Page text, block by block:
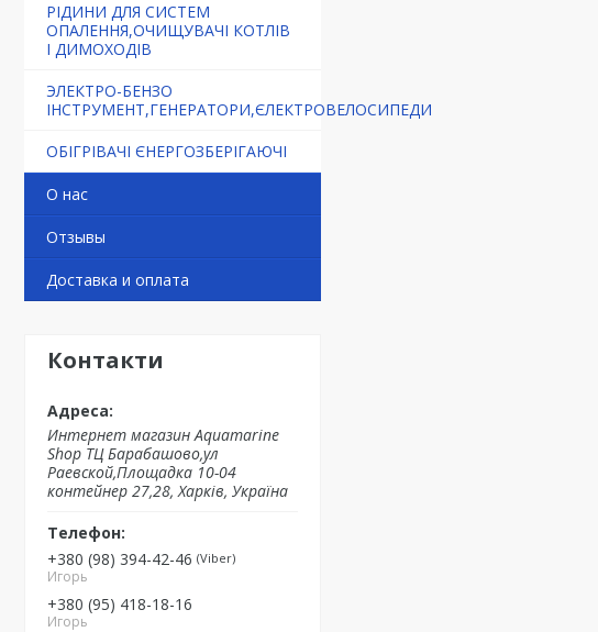
РІДИНИ ДЛЯ СИСТЕМ
ОПАЛЕННЯ,ОЧИЩУВАЧІ КОТЛІВ
І ДИМОХОДІВ
ЭЛЕКТРО-БЕНЗО
ІНСТРУМЕНТ,ГЕНЕРАТОРИ,ЄЛЕКТРОВЕЛОСИПЕДИ
ОБІГРІВАЧІ ЄНЕРГОЗБЕРІГАЮЧІ
О нас
Отзывы
Доставка и оплата
Контакти
Интернет магазин Aquamarine
Shop ТЦ Барабашово,ул
Раевской,Площадка 10-04
контейнер 27,28, Харків, Україна
+380 (98) 394-42-46 Viber
Игорь
+380 (95) 418-18-16
Игорь